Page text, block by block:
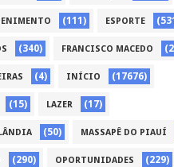
(111) ESPORTE
(340) FRANCISCO MACEDO
(4) INÍCIO (17676)
(15) LAZER (17)
(50) MASSAPÊ DO PIAUÍ
(290) OPORTUNIDADES (229)